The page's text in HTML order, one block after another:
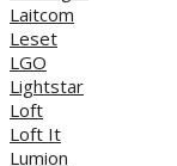
Laitcom
Leset
LGO
Lightstar
Loft
Loft It
Lumion